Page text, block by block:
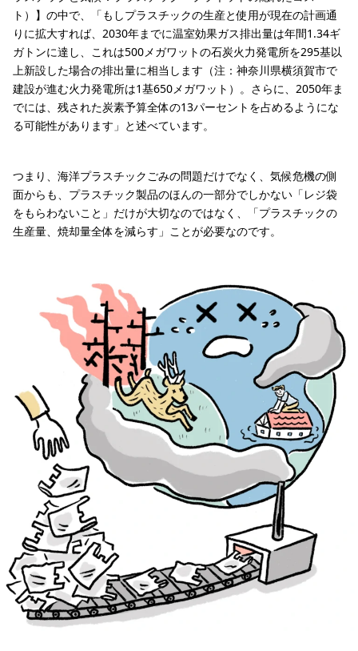
ト）】の中で、「もしプラスチックの生産と使用が現在の計画通
りに拡大すれば、2030年までに温室効果ガス排出量は年間1.34ギ
ガトンに達し、これは500メガワットの石炭火力発電所を295基以
上新設した場合の排出量に相当します（注：神奈川県横須賀市で
建設が進む火力発電所は1基650メガワット）。さらに、2050年ま
でには、残された炭素予算全体の13パーセントを占めるようにな
る可能性があります」と述べています。
つまり、海洋プラスチックごみの問題だけでなく、気候危機の側
面からも、プラスチック製品のほんの一部分でしかない「レジ袋
をもらわないこと」だけが大切なのではなく、「プラスチックの
生産量、焼却量全体を減らす」ことが必要なのです。